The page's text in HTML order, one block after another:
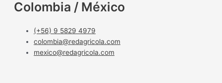
Colombia / México
(+56) 9 5829 4979
colombia@redagricola.com
mexico@redagricola.com